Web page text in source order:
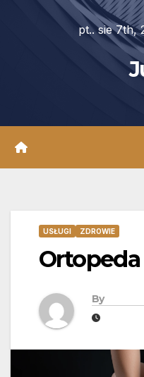
pt.. sie 7th,
USŁUGI ZDROWIE
By